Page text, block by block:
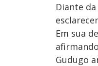
Diante
Em sua
Gudugo